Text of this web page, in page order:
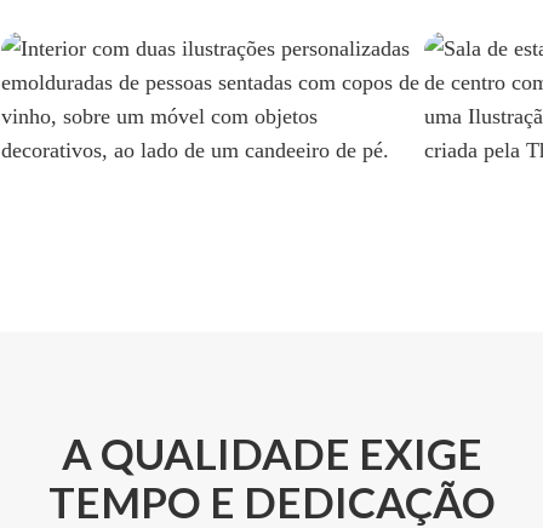
A QUALIDADE EXIGE
TEMPO E DEDICAÇÃO